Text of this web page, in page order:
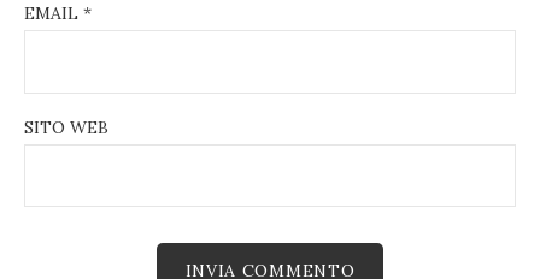
EMAIL *
SITO WEB